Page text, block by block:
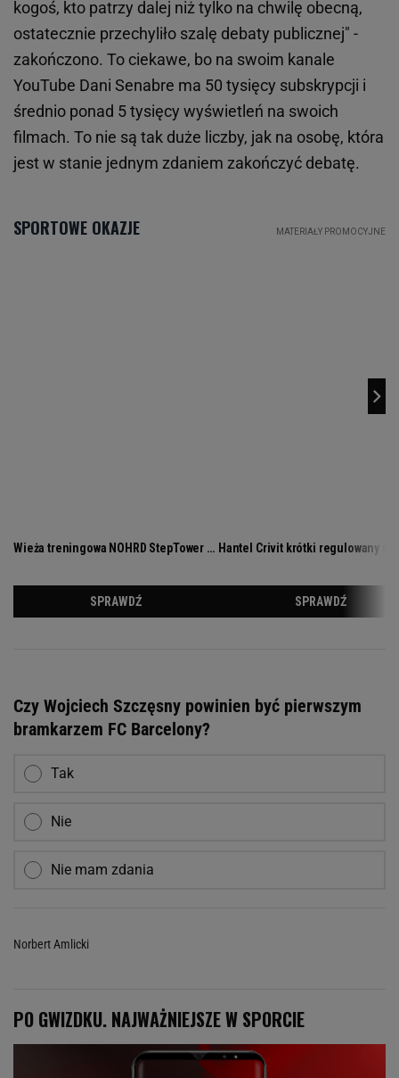
kogoś, kto patrzy dalej niż tylko na chwilę obecną,
ostatecznie przechyliło szalę debaty publicznej" -
zakończono. To ciekawe, bo na swoim kanale
YouTube Dani Senabre ma 50 tysięcy subskrypcji i
średnio ponad 5 tysięcy wyświetleń na swoich
filmach. To nie są tak duże liczby, jak na osobę, która
jest w stanie jednym zdaniem zakończyć debatę.
Czy Wojciech Szczęsny powinien być pierwszym
bramkarzem FC Barcelony?
Tak
Nie
Nie mam zdania
Norbert Amlicki